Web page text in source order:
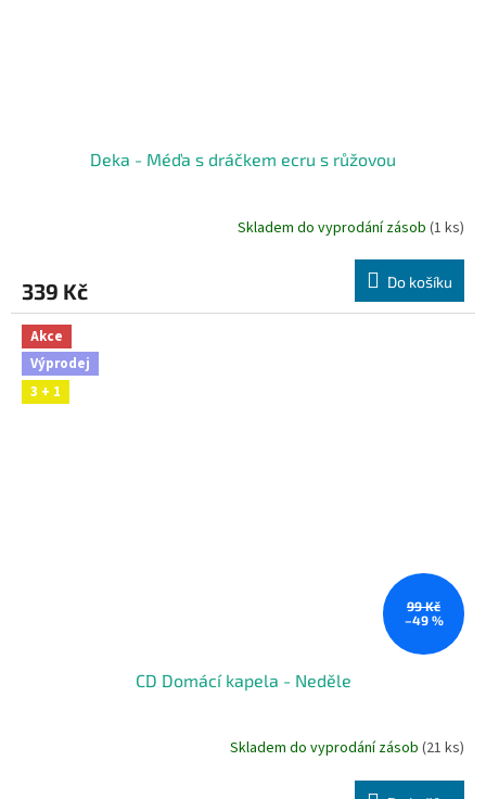
Deka - Méďa s dráčkem ecru s růžovou
Skladem do vyprodání zásob (1 ks)
339 Kč Do košíku
Akce
Výprodej
3 + 1
99 Kč
–49 %
CD Domácí kapela - Neděle
Skladem do vyprodání zásob (21 ks)